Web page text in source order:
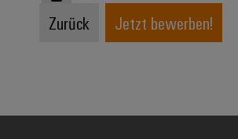
Zurück Jetzt bewerben!